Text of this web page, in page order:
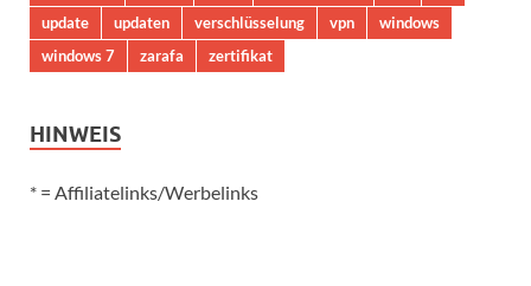
update
updaten verschlüsselung vpn
windows
windows 7
zarafa zertifikat
HINWEIS
* = Affiliatelinks/Werbelinks